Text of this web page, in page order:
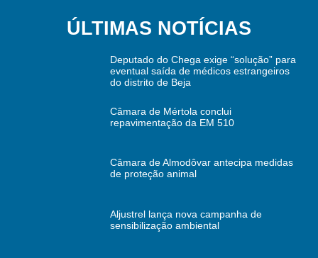
ÚLTIMAS NOTÍCIAS
Deputado do Chega exige “solução” para
eventual saída de médicos estrangeiros
do distrito de Beja
Câmara de Mértola conclui
repavimentação da EM 510
Câmara de Almodôvar antecipa medidas
de proteção animal
Aljustrel lança nova campanha de
sensibilização ambiental